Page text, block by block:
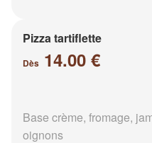
Pizza tartiflette
Dès 14.00 €
Base crème, fromage,
oignons